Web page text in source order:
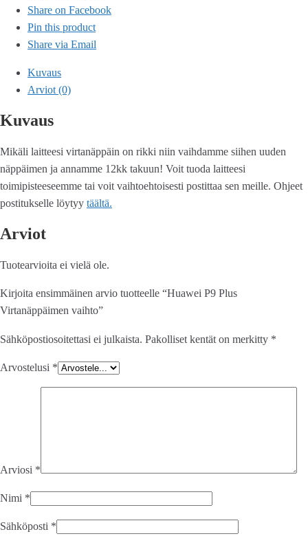
Share on Facebook
Pin this product
Share via Email
Kuvaus
Arviot (0)
Kuvaus
Mikäli laitteesi virtanäppäin on rikki niin vaihdamme siihen uuden
näppäimen ja annamme 12kk takuun! Voit tuoda laitteesi
toimipisteeseemme tai voit vaihtoehtoisesti postittaa sen meille. Ohjeet
postitukselle löytyy täältä.
Arviot
Tuotearvioita ei vielä ole.
Kirjoita ensimmäinen arvio tuotteelle “Huawei P9 Plus
Virtanäppäimen vaihto”
Sähköpostiosoitettasi ei julkaista. Pakolliset kentät on merkitty *
Arvostelusi *
Arviosi *
Nimi *
Sähköposti *